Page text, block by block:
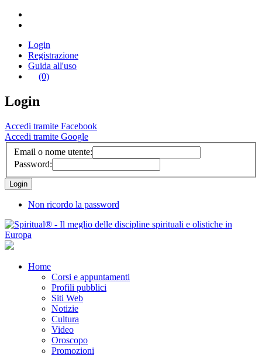
Login
Registrazione
Guida all'uso
(0)
Login
Accedi tramite Facebook
Accedi tramite Google
Email o nome utente:
Password:
Non ricordo la password
Home
Corsi e appuntamenti
Profili pubblici
Siti Web
Notizie
Cultura
Video
Oroscopo
Promozioni